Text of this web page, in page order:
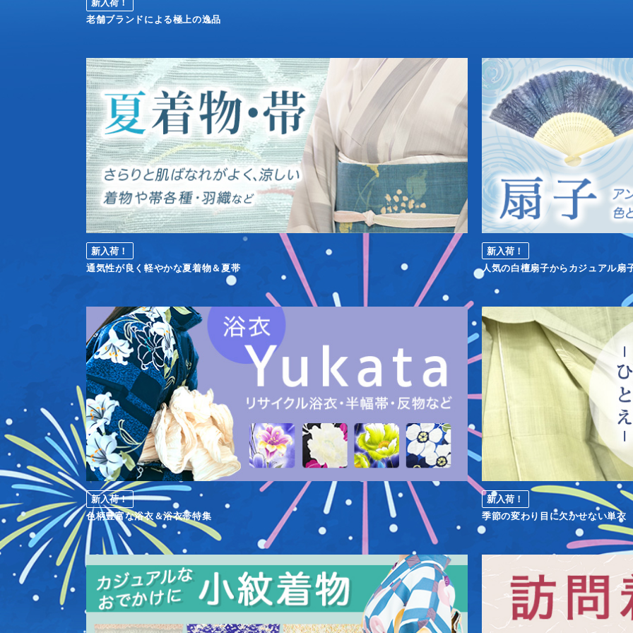
新入荷！
老舗ブランドによる極上の逸品
新入荷！
通気性が良く軽やかな夏着物＆夏帯
新入荷！
人気の白檀扇子からカジュアル扇
新入荷！
色柄豊富な浴衣＆浴衣帯特集
新入荷！
季節の変わり目に欠かせない単衣